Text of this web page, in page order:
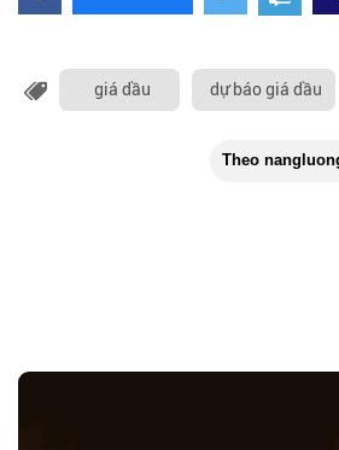
giá dầu dự báo giá dầu